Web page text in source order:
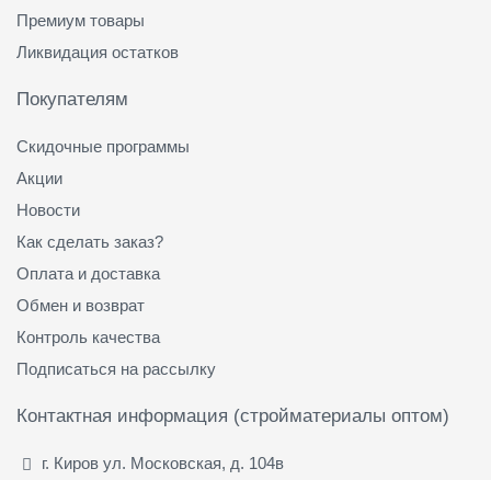
Премиум товары
Ликвидация остатков
Покупателям
Скидочные программы
Акции
Новости
Как сделать заказ?
Оплата и доставка
Обмен и возврат
Контроль качества
Подписаться на рассылку
Контактная информация (стройматериалы оптом)
г. Киров ул. Московская, д. 104в